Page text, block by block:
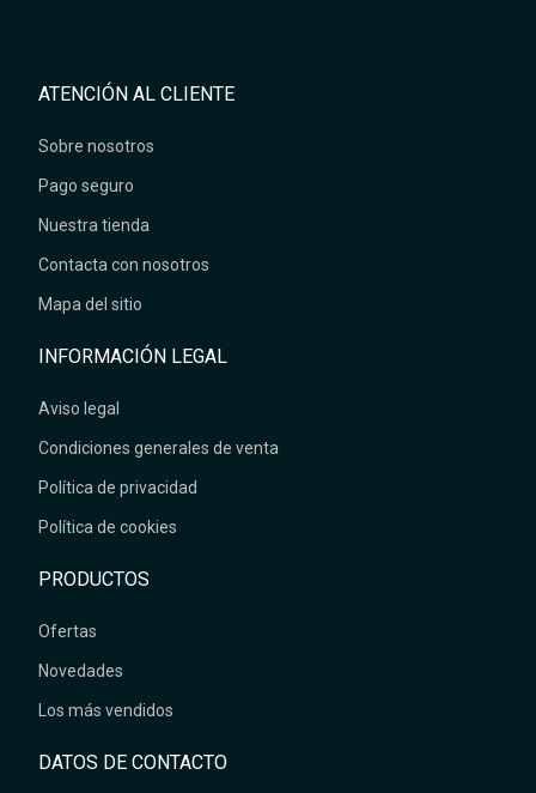
ATENCIÓN AL CLIENTE
Sobre nosotros
Pago seguro
Nuestra tienda
Contacta con nosotros
Mapa del sitio
INFORMACIÓN LEGAL
Aviso legal
Condiciones generales de venta
Política de privacidad
Política de cookies
PRODUCTOS
Ofertas
Novedades
Los más vendidos
DATOS DE CONTACTO